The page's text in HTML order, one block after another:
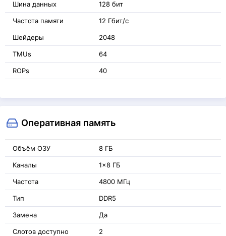
Шина данных 128 бит
Частота памяти 12 Гбит/с
Шейдеры 2048
TMUs 64
ROPs 40
Оперативная память
Объём ОЗУ 8 ГБ
Каналы 1x8 ГБ
Частота 4800 МГц
Тип DDR5
Замена Да
Слотов доступно 2